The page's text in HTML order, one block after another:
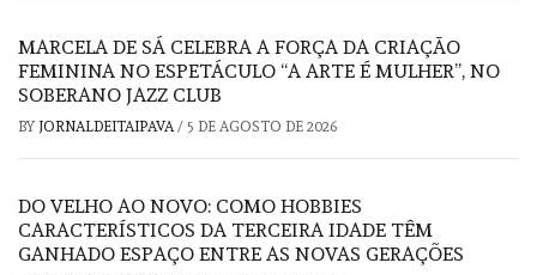
MARCELA DE SÁ CELEBRA A FORÇA DA CRIAÇÃO
FEMININA NO ESPETÁCULO “A ARTE É MULHER”, NO
SOBERANO JAZZ CLUB
BY JORNALDEITAIPAVA / 5 DE AGOSTO DE 2026
DO VELHO AO NOVO: COMO HOBBIES
CARACTERÍSTICOS DA TERCEIRA IDADE TÊM
GANHADO ESPAÇO ENTRE AS NOVAS GERAÇÕES